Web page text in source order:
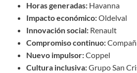
Horas generadas:Havanna
Impacto económico:Oldelval
Innovación social:Renault
Compromiso continuo:
Nuevo impulsor:Coppel
Cultura inclusiva:Grupo San